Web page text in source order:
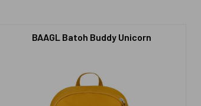
BAAGL Batoh Buddy Unicorn